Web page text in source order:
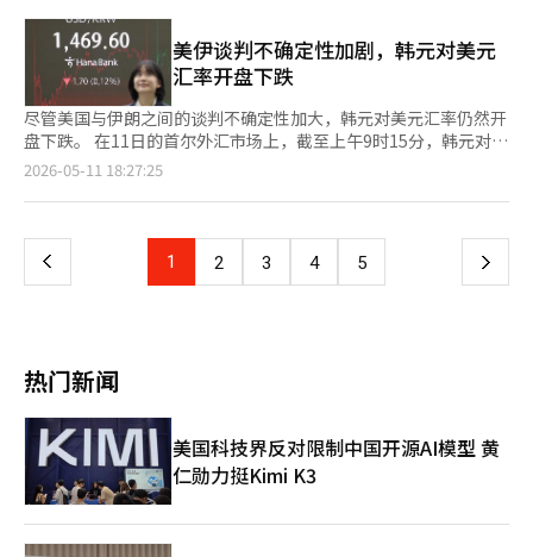
电子和SK海力士的超买状态约为70个基点，但考虑到业绩改善幅
度，仍然处于较轻的水平。”预计今年三星电子和SK海力士的每
股收益（EPS）将比去年增长4至5倍。 JP摩根将AI主题相关的内
存行业、受益于治理结构改善的控股公司和保险股、受益于税制改
革的银行、汽车和通信股、以及预计交易量增加的证券股视为未来
的投资热点。长期产业主题则包括国防、电力设备、机器人、核
能、航天和造船等行业。 在KOSPI中，JP摩根最看好的股票包括
化学、APR和伊水佩塔西斯等。 相对而言，JP摩根对POSCO
Future M、现代海上和Kakao持不看好的态度。※ 本报道经人工
智能（AI）系统翻译与编辑。
份额降至4%至5%之间。分析认为，这与高利率、电动车需求放缓
和价格竞争加剧等多重因素有关。 各地区的市场表现明显分化。
欧洲市场销售115万辆，同比增长26.7%，市场份额超过56.8%。
各国的补贴政策和碳排放法规的加强，促进了电动车需求的持续。
亚洲市场（不包括中国）销售41.2万辆，增长67.9%，成为增长最
快的市场。东南亚和印度市场的电动车普及持续推进，中国企业的
本地销售策略也发挥了重要作用。 北美市场则明显下降，第一季
度销售量为29.7万辆，同比下降28.2%。市场份额也从25.1%骤降
大，销售量达到16.7万辆，增长110.2%，市场份额扩大至8.2%。
中东和南美等新兴市场正逐渐成为新的电动车销售重心。 SNE
Research的相关人士表示：“当前全球（不包括中国）电动车市
成为关键竞争变量。”※ 本报道经人工智能（AI）系统翻译与编
辑。
服务”迅速兴起，成为新的增长引擎。 该消费趋势的核心推动
力，来自年轻一代。20至30多岁的年轻群体深陷职场竞争、就业
压力与社交媒体比较焦虑之中，“倦怠感”往往来得更早、更深。
在这样的现实语境下，“努力生活”与“高质量休息”不再是非此
即彼的对立选项，而是必须同时实现的双重目标。如何恢复精力、
管理情绪，正逐渐被视为一项重要的自我管理能力。 与此同
时，“恢复”也正从个人行为演变为一种身份表达。年轻人通过选
择特定的空间与仪式——去桑拿房“数字排毒”、参加沉浸式疗愈
体验——展示自己的生活方式与价值取向。这与近年来“体验优先
而“恢复型体验”因其私密性与深度，正占据越来越重要的位置。
我们或许正在迈入一个新的消费时代：衡量生活质量的标准，不再
是拥有多少，而是是否具备让自己恢复的能力。可以说，在高压常
修和石油最高价格制度实施的影响，炼油部门的利润仍因滞后效应
而有所改善。滞后效应是指原油采购时点与产品销售时点之间的成
本差异所造成的影响。 按业务部门划分，炼油部门的销售额为
7.1013万亿韩元，营业利润为1.0390万亿韩元。石化部门的销售额
为1.1044万亿韩元，营业利润为255亿韩元，实现小幅扭亏为盈。
润滑油部门的销售额为7370亿韩元，营业利润为1666亿韩元。 炼
油部门因霍尔木兹海峡封锁导致全球原油供应受阻，油价大幅上
涨。同时，区域内炼油厂的减产和部分国家的出口限制，使得柴油
和汽油的价差扩大，亚洲炼油利润上升。 在石化部门，中国下游
材料价格飙升导致需求放缓，价差下降。由于中东战争后原材料价
格上涨，烯烃下游的盈利能力也受到影响，但丙烯氧化物（PO）
然存在。艾斯欧尔表示：“在近期供应不确定性加大的情况下，我
计、采购、施工）进度为96.9%，目标是在今年6月底实现机械完
工。主要设备已安装完毕，计划在年底前完成试运行，准备商业运
营。公司相关人士表示：“6月底的机械完工计划没有受到影响，
预计将成为在全球市场上具备成本竞争力的积极项目。”※ 本报
道经人工智能（AI）系统翻译与编辑。
美伊谈判不确定性加剧，韩元对美元
汇率开盘下跌
尽管美国与伊朗之间的谈判不确定性加大，韩元对美元汇率仍然开
盘下跌。 在11日的首尔外汇市场上，截至上午9时15分，韩元对美
元汇率为1467.9元。当天汇率以1466.0元开盘，下跌5.7元后呈现
提出了一份提案，内容包括：立即停火、停止美国的海上封锁、保
交媒体平台“真实社交”上表示：“我看了伊朗所谓代表的回复，
但完全不满意。”并公开拒绝了该提案。 此前，美国曾提出，如
京元表示：“悉尼市场上美元表现强劲，亚洲市场初期出现投机性
美元多头，上午股市调整导致韩元、人民币和新加坡元普遍走
弱。” 他进一步指出：“随着下午市场风险偏好情绪的恢复，股
市反弹将推动韩元在盘中扩大跌幅。尽管上周美军与伊朗在霍尔木
兹发生军事冲突，但股市仍因人工智能热潮持续上涨，因此国内股
市也将维持以半导体为中心的上涨趋势。”※ 本报道经人工智能
（AI）系统翻译与编辑。
2026-05-11 18:27:25
上
页
1 2 3 4 5 下
热门新闻
美国科技界反对限制中国开源AI模型 黄
仁勋力挺Kimi K3